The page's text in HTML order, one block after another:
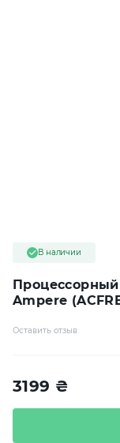
Ampere
В наличии
Оставить отзыв
3199 ₴